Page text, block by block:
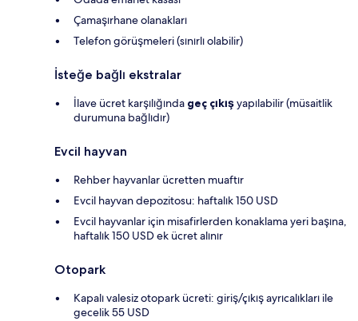
Çamaşırhane olanakları
Telefon görüşmeleri (sınırlı olabilir)
İsteğe bağlı ekstralar
İlave ücret karşılığında geç çıkışyapılabilir (müsaitlik
durumuna bağlıdır)
Evcil hayvan
Rehber hayvanlar ücretten muaftır
Evcil hayvan depozitosu: haftalık 150 USD
Evcil hayvanlar için misafirlerden konaklama yeri başına,
haftalık 150 USD ek ücret alınır
Otopark
Kapalı valesiz otopark ücreti: giriş/çıkış ayrıcalıkları ile
gecelik 55 USD